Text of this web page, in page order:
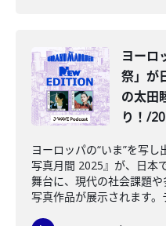
ヨーロ
祭」が
の太田
り！/
ヨーロッパの“いま”を写
写真月間 2025』が、日本
舞台に、現代の社会課題
写真作品が展示されます。